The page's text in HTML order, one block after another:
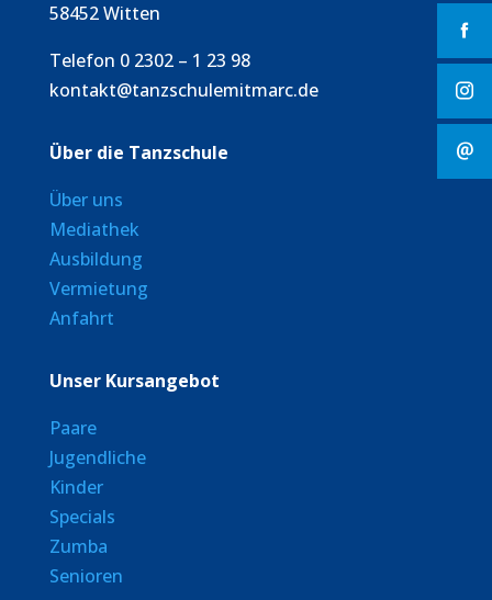
58452 Witten
Telefon 0 2302 – 1 23 98
kontakt@tanzschulemitmarc.de
Über die Tanzschule
Über uns
Mediathek
Ausbildung
Vermietung
Anfahrt
Unser Kursangebot
Paare
Jugendliche
Kinder
Specials
Zumba
Senioren